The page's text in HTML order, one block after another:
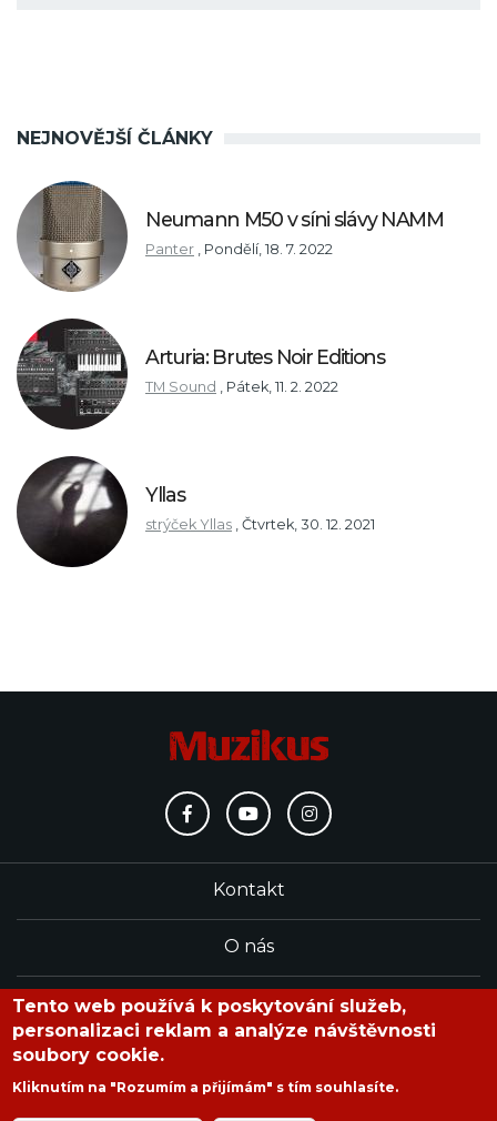
NEJNOVĚJŠÍ ČLÁNKY
Neumann M50 v síni slávy NAMM
Panter Pondělí, 18. 7. 2022
Arturia: Brutes Noir Editions
TM Sound Pátek, 11. 2. 2022
Yllas
strýček Yllas Čtvrtek, 30. 12. 2021
Kontakt
O nás
Redakce
Tento web používá k poskytování služeb,
personalizaci reklam a analýze návštěvnosti
soubory cookie.
Kliknutím na "Rozumím a přijímám" s tím souhlasíte.